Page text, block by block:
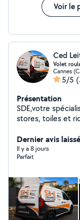
Voir le
Ced
Volet
Cannes
5/5
Présentation
SDE,votre
stores, toiles et
réactivité au
professionnels,
d'entretien ou de dépannage.
intervient de jour
fériés, pour toute
serrure, ou
Dernier avis
Il y a 8 jours
Parfait